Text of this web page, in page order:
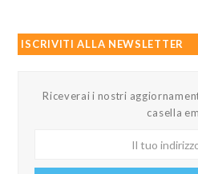
ISCRIVITI ALLA NEWSLETTER
Riceverai i nostri
casella